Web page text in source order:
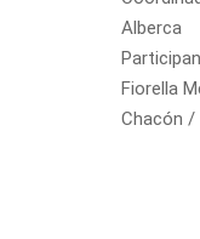
Alberca
Fiorella
Chacón /